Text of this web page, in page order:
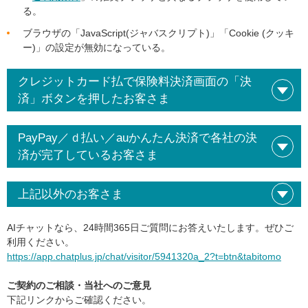
る。
ブラウザの「JavaScript(ジャバスクリプト)」「Cookie (クッキ
ー)」の設定が無効になっている。
クレジットカード払で保険料決済画面の「決
済」ボタンを押したお客さま
PayPay／ｄ払い／auかんたん決済で各社の決
済が完了しているお客さま
上記以外のお客さま
AIチャットなら、24時間365日ご質問にお答えいたします。ぜひご
利用ください。
https://app.chatplus.jp/chat/visitor/5941320a_2?t=btn&tabitomo
ご契約のご相談・当社へのご意見
下記リンクからご確認ください。